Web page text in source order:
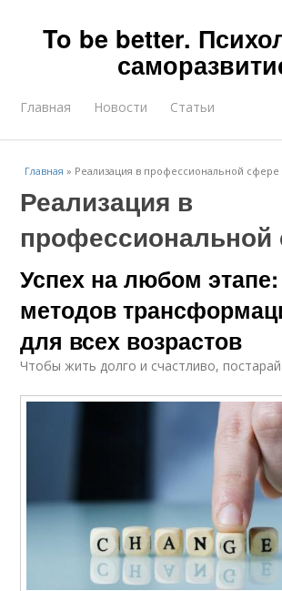
To be better.
Главная Новости Статьи
Главная » Реализация в профессиональной сфере
Реализация в
Успех на любом
методов
для всех возрастов
Чтобы жить долго и счастливо,